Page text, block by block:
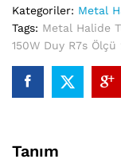
Kategoriler: Metal
Tags: Metal Halide
150W Duy R7s Ölçü
Tanım